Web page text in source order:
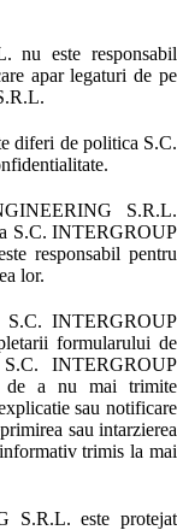
nu este responsabil
apar legaturi de pe
diferi de politica S.C.
S.R.L.
S.C. INTERGROUP
responsabil pentru
lor.
INTERGROUP
formularului de
INTERGROUP
de a nu mai trimite
sau notificare
sau intarzierea
trimis la mai
S.R.L. este protejat